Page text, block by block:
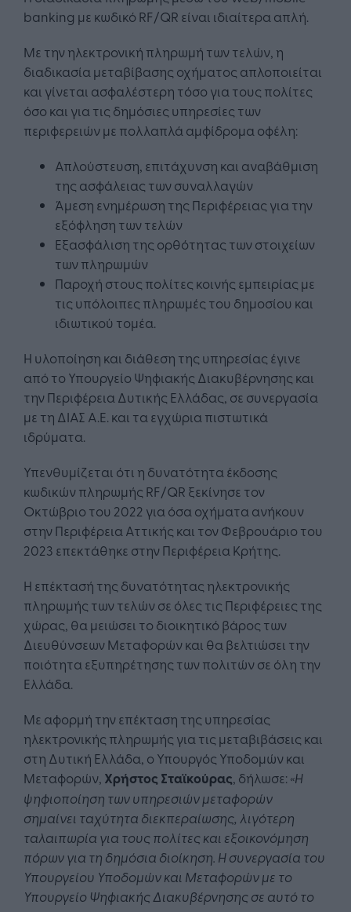
banking με κωδικό RF/QR είναι ιδιαίτερα απλή.
Με την ηλεκτρονική πληρωμή των τελών, η
διαδικασία μεταβίβασης οχήματος απλοποιείται
και γίνεται ασφαλέστερη τόσο για τους πολίτες
όσο και για τις δημόσιες υπηρεσίες των
περιφερειών με πολλαπλά αμφίδρομα οφέλη:
Απλούστευση, επιτάχυνση και αναβάθμιση
της ασφάλειας των συναλλαγών
Άμεση ενημέρωση της Περιφέρειας για την
εξόφληση των τελών
Εξασφάλιση της ορθότητας των στοιχείων
των πληρωμών
Παροχή στους πολίτες κοινής εμπειρίας με
τις υπόλοιπες πληρωμές του δημοσίου και
ιδιωτικού τομέα.
Η υλοποίηση και διάθεση της υπηρεσίας έγινε
από το Υπουργείο Ψηφιακής Διακυβέρνησης και
την Περιφέρεια Δυτικής Ελλάδας, σε συνεργασία
με τη ΔΙΑΣ Α.Ε. και τα εγχώρια πιστωτικά
ιδρύματα.
Υπενθυμίζεται ότι η δυνατότητα έκδοσης
κωδικών πληρωμής RF/QR ξεκίνησε τον
Οκτώβριο του 2022 για όσα οχήματα ανήκουν
στην Περιφέρεια Αττικής και τον Φεβρουάριο του
2023 επεκτάθηκε στην Περιφέρεια Κρήτης.
Η επέκτασή της δυνατότητας ηλεκτρονικής
πληρωμής των τελών σε όλες τις Περιφέρειες της
χώρας, θα μειώσει το διοικητικό βάρος των
Διευθύνσεων Μεταφορών και θα βελτιώσει την
ποιότητα εξυπηρέτησης των πολιτών σε όλη την
Ελλάδα.
Με αφορμή την επέκταση της υπηρεσίας
ηλεκτρονικής πληρωμής για τις μεταβιβάσεις και
στη Δυτική Ελλάδα, ο Υπουργός Υποδομών και
Μεταφορών, Χρήστος Σταϊκούρας, δήλωσε: «Η
ψηφιοποίηση των υπηρεσιών μεταφορών
σημαίνει ταχύτητα διεκπεραίωσης, λιγότερη
ταλαιπωρία για τους πολίτες και εξοικονόμηση
πόρων για τη δημόσια διοίκηση. Η συνεργασία του
Υπουργείου Υποδομών και Μεταφορών με το
Υπουργείο Ψηφιακής Διακυβέρνησης σε αυτό το